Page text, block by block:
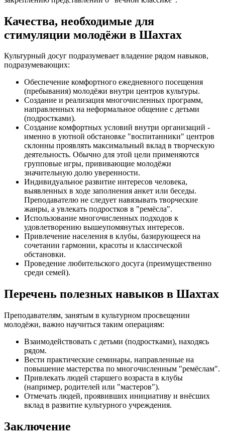
Качества, необходимые для
стимуляции молодёжи в Шахтах
Культурный досуг подразумевает владение рядом навыков,
подразумевающих:
Обеспечение комфортного ежедневного посещения
(пребывания) молодёжи внутри центров культуры.
Создание и реализация многочисленных программ,
направленных на неформальное общение с детьми
(подростками).
Создание комфортных условий внутри организаций -
именно в уютной обстановке "воспитанники" центров
склонны проявлять максимальный вклад в творческую
деятельность. Обычно для этой цели применяются
групповые игры, прививающие молодёжи
значительную долю уверенности.
Индивидуальное развитие интересов человека,
выявленных в ходе заполнения анкет или беседы.
Преподавателю не следует навязывать творческие
жанры, а увлекать подростков в "ремёсла".
Использование многочисленных подходов к
удовлетворению вышеупомянутых интересов.
Привлечение населения в клубы, базирующееся на
сочетании гармонии, красоты и классической
обстановки.
Проведение любительского досуга (преимущественно
среди семей).
Перечень полезных навыков в Шахтах
Преподавателям, занятым в культурном просвещении
молодёжи, важно научиться таким операциям:
Взаимодействовать с детьми (подростками), находясь
рядом.
Вести практические семинары, направленные на
повышение мастерства по многочисленным "ремёслам".
Привлекать людей старшего возраста в клубы
(например, родителей или "мастеров").
Отмечать людей, проявивших инициативу и внёсших
вклад в развитие культурного учреждения.
Заключение